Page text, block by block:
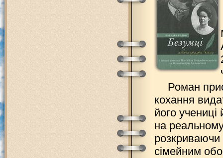
Роман
кохання
його учениці
на
розкриваючи
сімейним